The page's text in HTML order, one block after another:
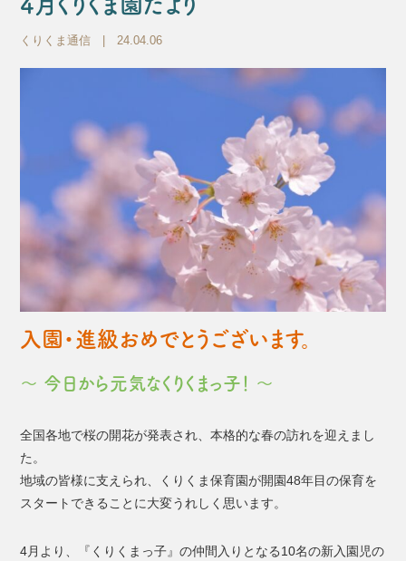
4月くりくま園だより
くりくま通信 | 24.04.06
入園・進級おめでとうございます。
～ 今日から元気なくりくまっ子！ ～
全国各地で桜の開花が発表され、本格的な春の訪れを迎えまし
た。
地域の皆様に支えられ、くりくま保育園が開園48年目の保育を
スタートできることに大変うれしく思います。
4月より、『くりくまっ子』の仲間入りとなる10名の新入園児の